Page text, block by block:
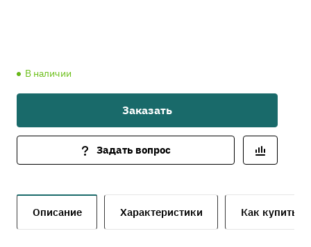
В наличии
Заказать
Задать вопрос
Описание Характеристики Как купить